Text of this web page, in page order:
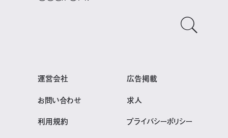
運営会社
広告掲載
お問い合わせ
求人
利用規約 プライバシーポリシー